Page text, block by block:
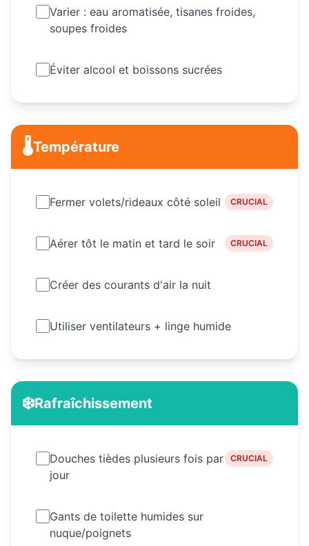
Varier : eau aromatisée, tisanes froides,
soupes froides
Éviter alcool et boissons sucrées
🌡️Température
Fermer volets/rideaux côté soleil CRUCIAL
Aérer tôt le matin et tard le soir CRUCIAL
Créer des courants d'air la nuit
Utiliser ventilateurs + linge humide
❄️Rafraîchissement
Douches tièdes plusieurs fois par
jour
CRUCIAL
Gants de toilette humides sur
nuque/poignets